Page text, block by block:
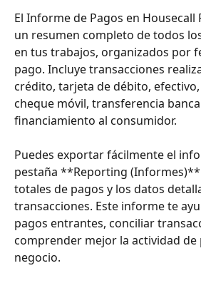
El Informe de Pagos en
un resumen completo de todos
en tus trabajos, organizados por
pago. Incluye transacciones
crédito, tarjeta de débito,
cheque móvil, transferencia
financiamiento al consumidor.
Puedes exportar fácilmente el
pestaña **Reporting
totales de pagos y los datos
transacciones. Este informe te
pagos entrantes, conciliar
comprender mejor la actividad de
negocio.